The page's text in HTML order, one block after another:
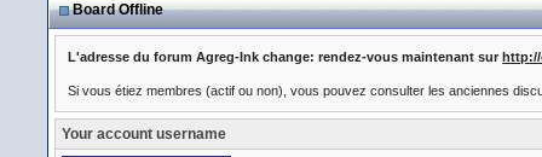
Board Offline
L'adresse du forum Agreg-Ink change: rendez-vous maintenant surhttp://
Si vous étiez membres (actif ou non), vous pouvez consulter les anciennes
Your account username